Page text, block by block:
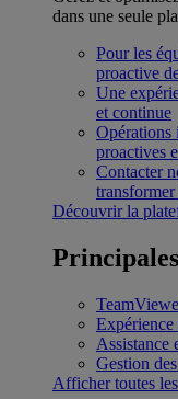
dans une seule
Pour les
proactive
Une
et continue
Opérations
proactives
Contacter
transformer
Découvrir la
Expérience
Assistance
Gestion
Afficher toutes